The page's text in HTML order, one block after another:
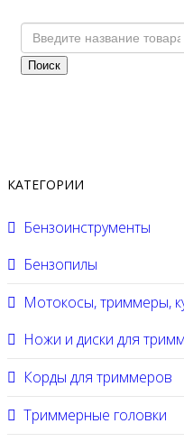
Поиск
КАТЕГОРИИ
Бензоинструменты
Бензопилы
Мотокосы, триммеры,
Ножи и диски для
Корды для триммеров
Триммерные головки